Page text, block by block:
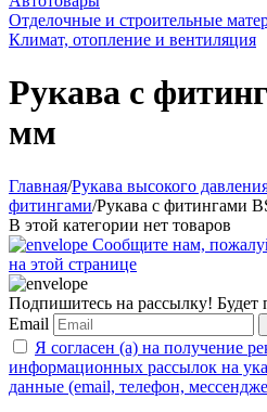
Отделочные и строительные
Климат, отопление и вентиляция
Рукава с
мм
Главная/Рукава высокого
фитингами/Рукава с фитингами
В этой категории нет товаров
Сообщите нам,
на этой странице
Подпишитесь на рассылку! Будет
Email
Я согласен (а) на получение
информационных рассылок на
данные (email, телефон,